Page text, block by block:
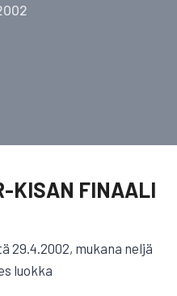
KISAN FINAALI
29.4.2002, mukana neljä
luokka